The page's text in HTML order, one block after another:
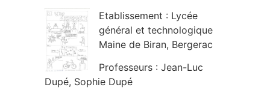
Etablissement : Lycée
général et technologique
Maine de Biran, Bergerac
Professeurs : Jean-Luc
Dupé, Sophie Dupé